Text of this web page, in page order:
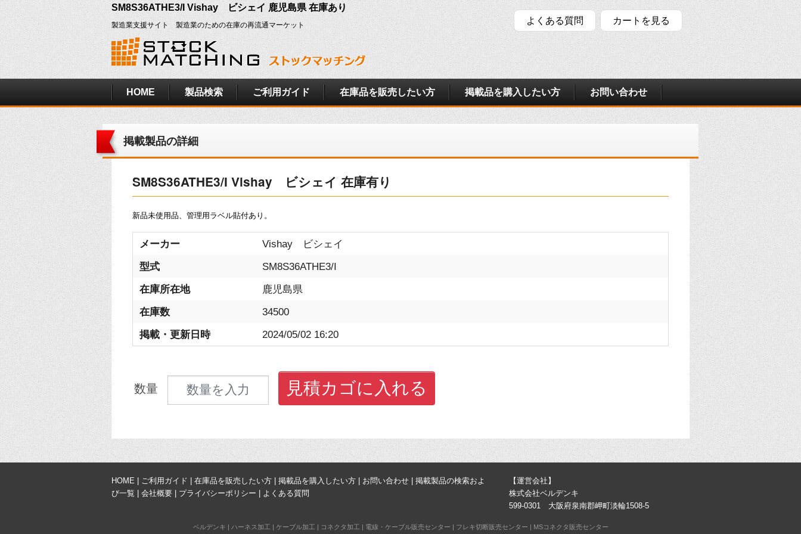
SM8S36ATHE3/I Vishay ビシェイ 鹿児島県 在庫あり
製造業支援サイト 製造業のための在庫の再流通マーケット よくある質問 カートを見る
HOME 製品検索 ご利用ガイド 在庫品を販売したい方 掲載品を購入したい方 お問い合わせ
掲載製品の詳細
SM8S36ATHE3/I Vishay ビシェイ 在庫有り
新品未使用品、管理用ラベル貼付あり。
メーカー
Vishay ビシェイ
型式
SM8S36ATHE3/I
在庫所在地
鹿児島県
在庫数
34500
掲載・更新日時
2024/05/02 16:20
数量
見積数量 見積カゴに入れる
HOME ご利用ガイド 在庫品を販売したい方 掲載品を購入したい方 お問い合わせ
掲載製品の検索およ
び一覧
会社概要 プライバシーポリシー よくある質問
【運営会社】
株式会社ベルデンキ
599-0301 大阪府泉南郡岬町淡輪1508-5
ベルデンキ | ハーネス加工 | ケーブル加工 | コネクタ加工 | 電線・ケーブル販売センター | フレキ切断販売センター | MSコネクタ販売センター